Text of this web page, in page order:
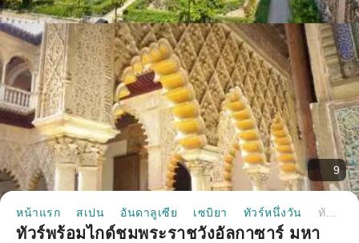
9
หน้าแรก สเปน อันดาลูเซีย เซบิยา ทัวร์หนึ่งวัน
ทัวร์พร้อมไกด์ชมพระราชวังอัลกาซาร์ มหา